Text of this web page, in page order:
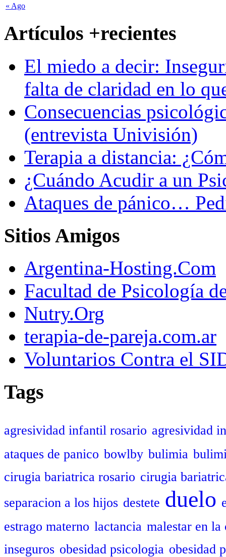
« Ago
Artículos +recientes
El miedo a decir:
falta de claridad en lo
Consecuencias
(entrevista Univisión)
Terapia a distancia:
¿Cuándo Acudir a un
Ataques de pánico…
Sitios Amigos
Argentina-Hosting.Com
Facultad de Psicología
Nutry.Org
terapia-de-pareja.com.ar
Voluntarios Contra el
Tags
agresividad infantil rosario agresividad
ataques de panico bowlby bulimia
cirugia bariatrica rosario cirugia
separacion a los hijos destete duelo
estrago materno lactancia malestar en la
inseguros obesidad psicologia obesidad